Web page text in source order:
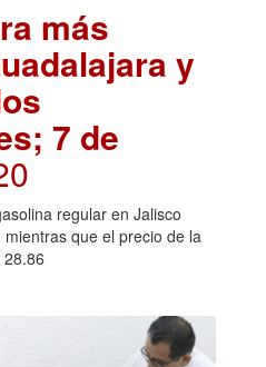
más
y
7 de
regular en Jalisco
que el precio de la